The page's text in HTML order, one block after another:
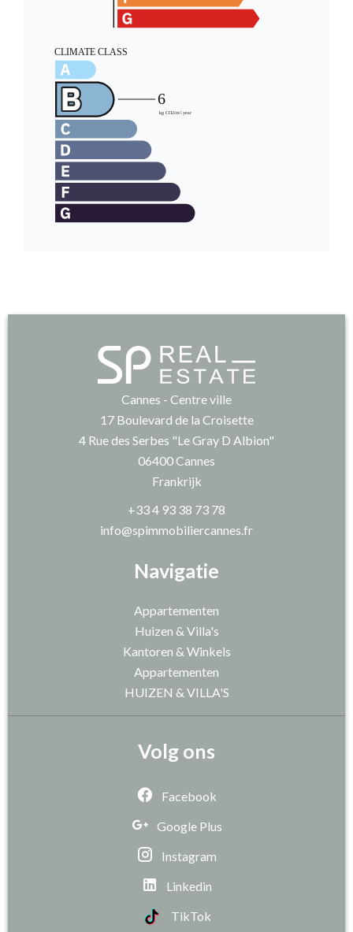
Navigatie
Appartementen
Huizen & Villa's
Kantoren & Winkels
Appartementen
HUIZEN & VILLA'S
Cannes - Centre ville
17 Boulevard de la Croisette
4 Rue des Serbes "Le Gray D Albion"
06400Cannes
Frankrijk
+33 4 93 38 73 78
info@spimmobiliercannes.fr
Volg ons
Facebook
Google Plus
Instagram
Linkedin
TikTok